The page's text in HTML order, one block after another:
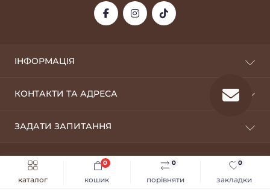
каталог порівняти
0
закладки
0
кошик
0
ІНФОРМАЦІЯ
Оплата та доставка
Оптовикам
Умови використання
Політика конфіденційності
КОНТАКТИ ТА АДРЕСА
ЗАДАТИ ЗАПИТАННЯ
Viber
Silver Style © 2026